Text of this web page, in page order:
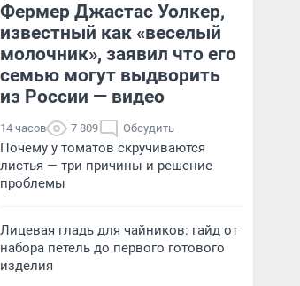
Фермер Джастас Уолкер,
известный как «веселый
молочник», заявил что его
семью могут выдворить
из России — видео
14 часов 7 809 Обсудить
Почему у томатов скручиваются
листья — три причины и решение
проблемы
Лицевая гладь для чайников: гайд от
набора петель до первого готового
изделия